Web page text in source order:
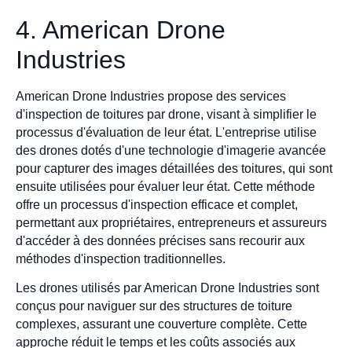
4. American Drone
Industries
American Drone Industries propose des services
d'inspection de toitures par drone, visant à simplifier le
processus d'évaluation de leur état. L'entreprise utilise
des drones dotés d'une technologie d'imagerie avancée
pour capturer des images détaillées des toitures, qui sont
ensuite utilisées pour évaluer leur état. Cette méthode
offre un processus d'inspection efficace et complet,
permettant aux propriétaires, entrepreneurs et assureurs
d'accéder à des données précises sans recourir aux
méthodes d'inspection traditionnelles.
Les drones utilisés par American Drone Industries sont
conçus pour naviguer sur des structures de toiture
complexes, assurant une couverture complète. Cette
approche réduit le temps et les coûts associés aux